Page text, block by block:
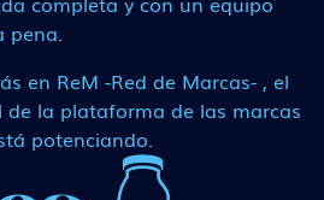
pena.
en ReM -Red de Marcas- , el
de la plataforma de las marcas
potenciando.